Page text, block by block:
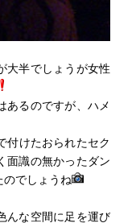
大半でしょうが女性
あるのですが、ハメ
付けたおられたセク
面識の無かったダン
のでしょうね
んな空間に足を運び